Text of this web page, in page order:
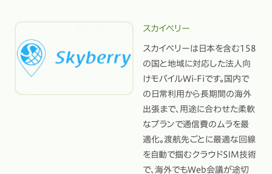
スカイベリー
スカイベリーは日本を含む158
の国と地域に対応した法人向
けモバイルWi-Fiです。国内で
の日常利用から長期間の海外
出張まで、用途に合わせた柔軟
なプランで通信費のムラを最
適化。渡航先ごとに最適な回線
を自動で掴むクラウドSIM技術
で、海外でもWeb会議が途切